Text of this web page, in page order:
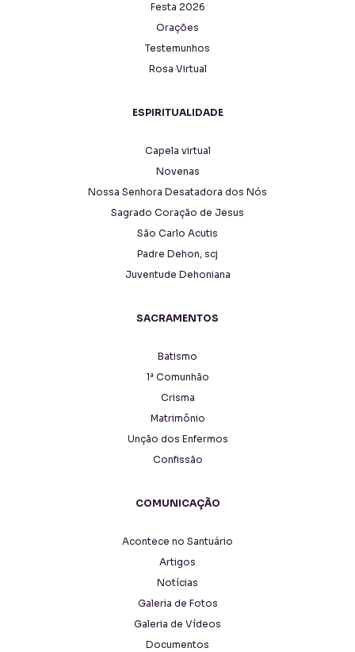
Festa 2026
Orações
Testemunhos
Rosa Virtual
ESPIRITUALIDADE
Capela virtual
Novenas
Nossa Senhora Desatadora dos Nós
Sagrado Coração de Jesus
São Carlo Acutis
Padre Dehon, scj
Juventude Dehoniana
SACRAMENTOS
Batismo
1ª Comunhão
Crisma
Matrimônio
Unção dos Enfermos
Confissão
COMUNICAÇÃO
Acontece no Santuário
Artigos
Notícias
Galeria de Fotos
Galeria de Vídeos
Documentos